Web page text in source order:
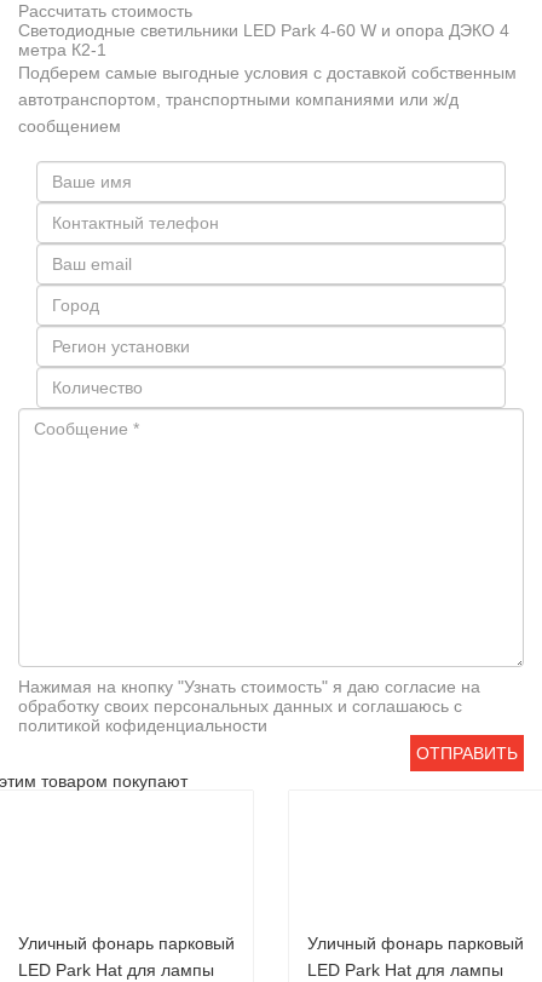
Рассчитать стоимость
Светодиодные светильники LED Park 4-60 W и опора ДЭКО 4
метра К2-1
Подберем самые выгодные условия с доставкой собственным
автотранспортом, транспортными компаниями или ж/д
сообщением
Нажимая на кнопку "Узнать стоимость" я даю согласие на
обработку своих персональных данных и соглашаюсь с
политикой кофиденциальности
ОТПРАВИТЬ
товаром покупают
Уличный фонарь парковый
LED Park Hat для лампы
Уличный фонарь парковый
LED Park Hat для лампы